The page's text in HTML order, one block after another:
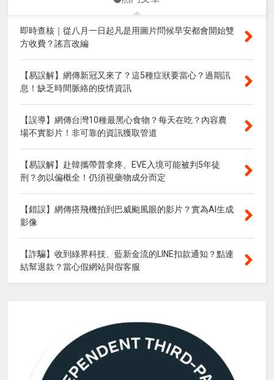
即時查核｜從八月一日起凡是用圖片問候早安都會開始雙
方收費？謠言改編
【易誤解】網傳新冠又來了？這5種症狀要當心？過期訊
息！缺乏時間脈絡的疫情資訊
【誤導】網傳台灣10種最黑心食物？每天在吃？內容農
場不實影片！非可靠的資訊獲取管道
【易誤解】赴韓攜帶普拿疼、EVE入境可能被判5年徒
刑？勿以偏概全！仍須視藥物成分而定
【錯誤】網傳搭飛機拍到巴威颱風眼的影片？實為AI生成
影像
【詐騙】收到綠界科技、藍新金流的LINE扣款通知？點連
結幫退款？當心假網站與假客服